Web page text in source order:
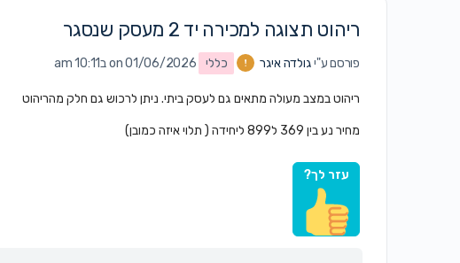
ריהוט תצוגה למכירה יד 2 מעסק שנסגר
פורסם ע"יגולדה איגר כללי on 01/06/2026 ב10:11 am
ריהוט במצב מעולה מתאים גם לעסק ביתי. ניתן לרכוש גם חלק מהריהוט
מחיר נע בין 369 ל899 ליחידה ( תלוי איזה כמובן)
עזר לך?